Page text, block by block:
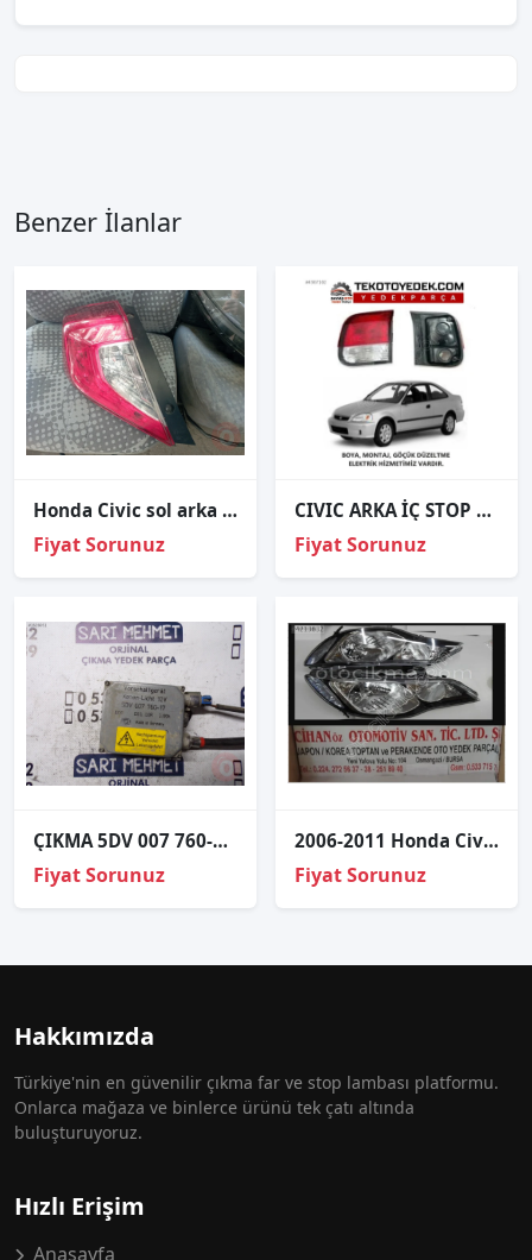
Benzer İlanlar
Honda Civic sol arka stop 2016-2022
Fiyat Sorunuz
CIVIC ARKA İÇ STOP SAĞ SOL 1996 19997 1998 1999 2000 / KAMPANYA
Fiyat Sorunuz
ÇIKMA 5DV 007 760-17 XENON FAR BEYNİ
Fiyat Sorunuz
2006-2011 Honda Civic Sağ-Sol Far Kasası - Oto Çıkma Parçala
Fiyat Sorunuz
Hakkımızda
Türkiye'nin en güvenilir çıkma far ve stop lambası platformu.
Onlarca mağaza ve binlerce ürünü tek çatı altında
buluşturuyoruz.
Hızlı Erişim
Anasayfa